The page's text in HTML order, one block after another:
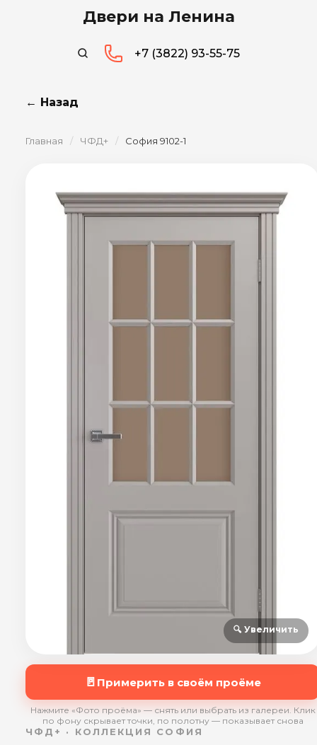
Двери на Ленина
+7 (3822) 93-55-75
← Назад
Главная / ЧФД+ / София 9102-1
🔍 Увеличить
🚪 Примерить в своём проёме
Нажмите «Фото проёма» — снять или выбрать из галереи. Клик
по фону скрывает точки, по полотну — показывает снова
ЧФД+ · КОЛЛЕКЦИЯ СОФИЯ